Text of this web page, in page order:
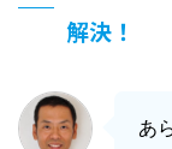
解決！
あ